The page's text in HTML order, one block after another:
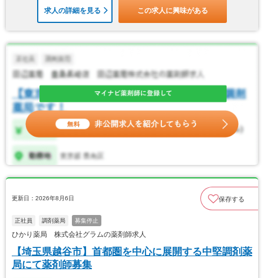
求人の詳細を見る この求人に興味がある
更新日：2026年8月6日 保存する
正社員 調剤薬局 募集停止
ひかり薬局 株式会社グラムの薬剤師求人
【埼玉県越谷市】首都圏を中心に展開する中堅調剤薬
局にて薬剤師募集